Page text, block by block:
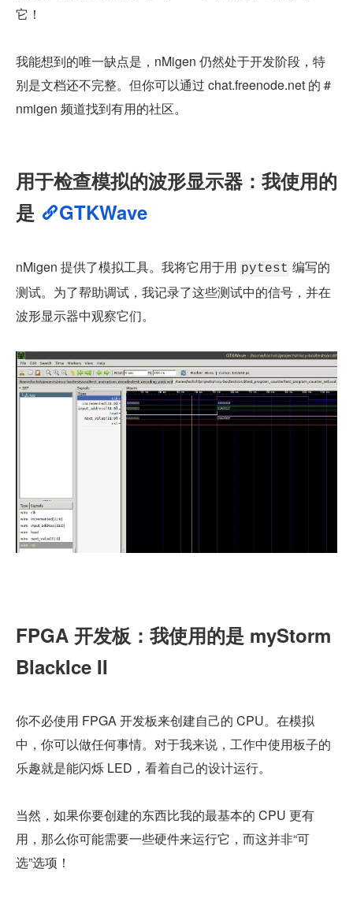
它！
我能想到的唯一缺点是，nMigen 仍然处于开发阶段，特
别是文档还不完整。但你可以通过 chat.freenode.net 的 #
nmigen 频道找到有用的社区。
用于检查模拟的波形显示器：我使用的
是
GTKWave
nMigen 提供了模拟工具。我将它用于用 pytest 编写的
测试。为了帮助调试，我记录了这些测试中的信号，并在
波形显示器中观察它们。
FPGA 开发板：我使用的是 myStorm
BlackIce II
你不必使用 FPGA 开发板来创建自己的 CPU。在模拟
中，你可以做任何事情。对于我来说，工作中使用板子的
乐趣就是能闪烁 LED，看着自己的设计运行。
当然，如果你要创建的东西比我的最基本的 CPU 更有
用，那么你可能需要一些硬件来运行它，而这并非“可
选”选项！